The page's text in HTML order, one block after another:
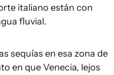
italiano están con
fluvial.
sequías en esa zona de
en que Venecia, lejos